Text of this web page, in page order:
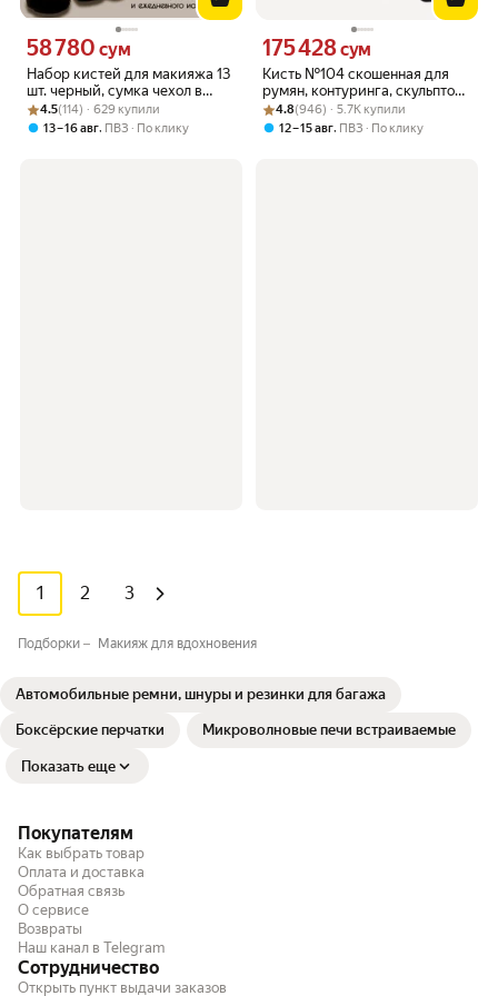
Набор кистей для макияжа 13
шт. черный, сумка чехол в
подарок
Цена 58780 сум вместо
58 780 сум
Рейтинг товара: 4.5 из 5
Оценок: (114) · 629 купили
4.5(114) · 629 купили
13 – 16 авг, ПВЗ По клику
Кисть №104 скошенная для
румян, контуринга, скульптора
и бронзера / CHICNIE Angled
Blush Brush №104
Цена 175428 сум вместо
175 428сум
Рейтинг товара: 4.8 из 5
Оценок: (946) · 5.7K купили
4.8(946) · 5.7K купили
12 – 15 авг, ПВЗ По клику
1 2 3
Подборки Макияж для вдохновения
Автомобильные ремни, шнуры и резинки для багажа
Боксёрские перчатки Микроволновые печи встраиваемые
Показать еще
Покупателям
Как выбрать товар
Оплата и доставка
Обратная связь
О сервисе
Возвраты
Наш канал в Telegram
Сотрудничество
Открыть пункт выдачи заказов